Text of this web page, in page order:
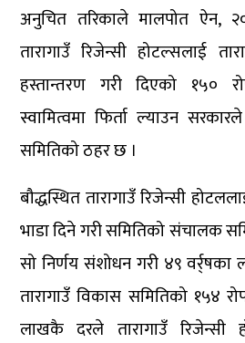
अनुचित तरिकाले मालपोत ऐन,
तारागाउँ रिजेन्सी होटल्सलाई
हस्तान्तरण गरी दिएको १५०
स्वामित्वमा फिर्ता ल्याउन
समितिको ठहर छ ।
बौद्धस्थित तारागाउँ रिजेन्सी
भाडा दिने गरी समितिको संचालक
सो निर्णय संशोधन गरी ४९ वर्र्षका
तारागाउँ विकास समितिको १५४
लाखकै दरले तारागाउँ रिजेन्सी